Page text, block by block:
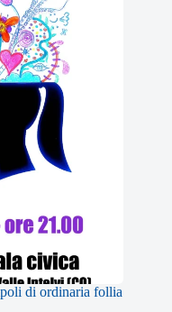
di ordinaria follia